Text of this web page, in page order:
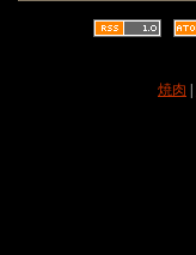
焼肉